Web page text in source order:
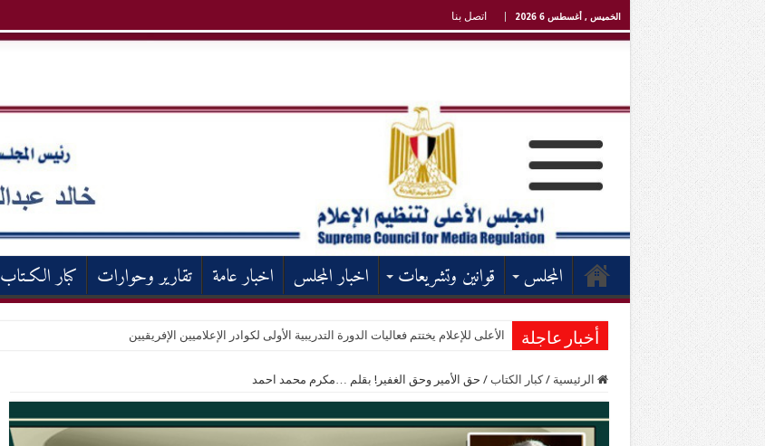
الخميس , أغسطس 6 2026 اتصل بنا
المجلس قوانين وتشريعات اخبار المجلس اخبار عامة تقارير وحوارات كبار الكـتاب
أخبار عاجلة الأعلى للإعلام يختتم فعاليات الدورة التدريبية الأولى لكوادر الإعلاميين الإفريقيين
الرئيسية / كبار الكتاب / حق الأمير وحق الغفير! بقلم …مكرم محمد احمد